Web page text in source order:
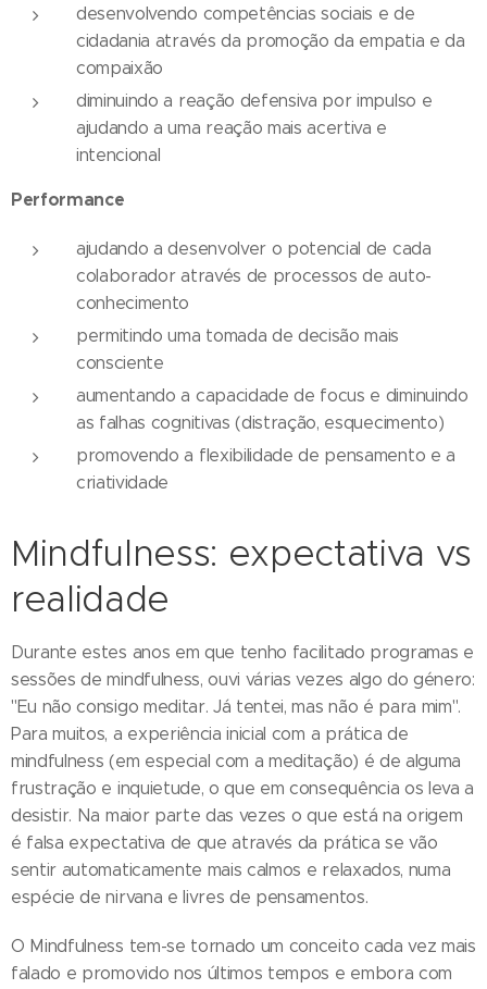
desenvolvendo competências sociais e de
cidadania através da promoção da empatia e da
compaixão
diminuindo a reação defensiva por impulso e
ajudando a uma reação mais acertiva e
intencional
Performance
ajudando a desenvolver o potencial de cada
colaborador através de processos de auto-
conhecimento
permitindo uma tomada de decisão mais
consciente
aumentando a capacidade de focus e diminuindo
as falhas cognitivas (distração, esquecimento)
promovendo a flexibilidade de pensamento e a
criatividade
Mindfulness: expectativa vs
realidade
Durante estes anos em que tenho facilitado programas e
sessões de mindfulness, ouvi várias vezes algo do género:
"Eu não consigo meditar. Já tentei, mas não é para mim".
Para muitos, a experiência inicial com a prática de
mindfulness (em especial com a meditação) é de alguma
frustração e inquietude, o que em consequência os leva a
desistir. Na maior parte das vezes o que está na origem
é falsa expectativa de que através da prática se vão
sentir automaticamente mais calmos e relaxados, numa
espécie de nirvana e livres de pensamentos.
O Mindfulness tem-se tornado um conceito cada vez mais
falado e promovido nos últimos tempos e embora com